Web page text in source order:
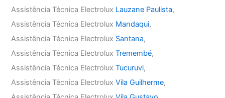
Assistência Técnica Electrolux Lauzane Paulista,
Assistência Técnica Electrolux Mandaqui,
Assistência Técnica Electrolux Santana,
Assistência Técnica ElectroluxTremembé,
Assistência Técnica ElectroluxTucuruvi,
Assistência Técnica ElectroluxVila Guilherme,